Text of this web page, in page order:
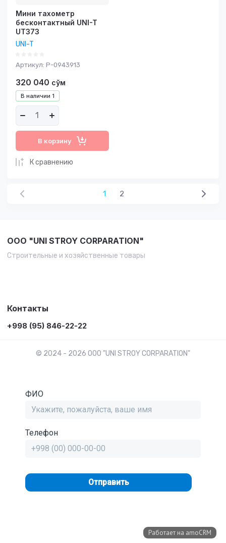
Мини тахометр
бесконтактный UNI-T
UT373
UNI-T
Артикул: P-0943913
В наличии 1
320 040 сўм
В корзину
К сравнению
1 2
OOO "UNI STROY CORPARATION"
Строительные и хозяйственные товары
Контакты
+998 (95) 846-22-22
© 2024 - 2026 OOO "UNI STROY CORPARATION"